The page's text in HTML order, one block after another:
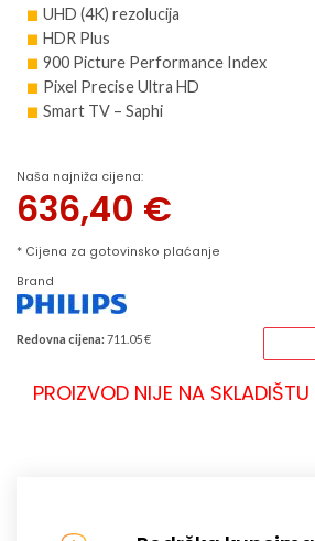
UHD (4K) rezolucija
HDR Plus
900 Picture Performance Index
Pixel Precise Ultra HD
Smart TV – Saphi
Naša najniža cijena:
636,40 €
* Cijena za gotovinsko plaćanje
Brand
Redovna cijena: 711.05 €
PROIZVOD NIJE NA SKLADIŠTU